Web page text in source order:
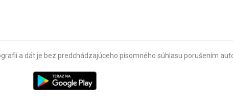
a dát je bez predchádzajúceho písomného súhlasu porušením